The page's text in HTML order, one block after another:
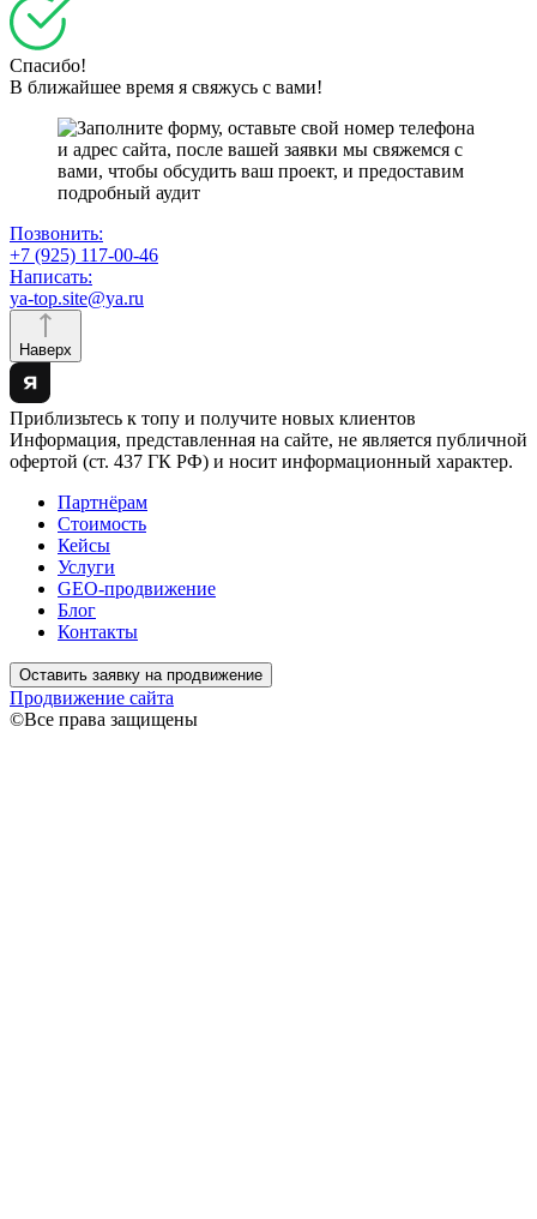
Спасибо!
В ближайшее время я свяжусь с вами!
Позвонить:
+7 (925) 117-00-46
Написать:
ya-top.site@ya.ru
Наверх
Приблизьтесь к топу и получите новых клиентов
Информация, представленная на сайте, не является публичной
офертой (ст. 437 ГК РФ) и носит информационный характер.
Партнёрам
Стоимость
Кейсы
Услуги
GEO-продвижение
Блог
Контакты
Оставить заявку на продвижение
Продвижение сайта
©Все права защищены